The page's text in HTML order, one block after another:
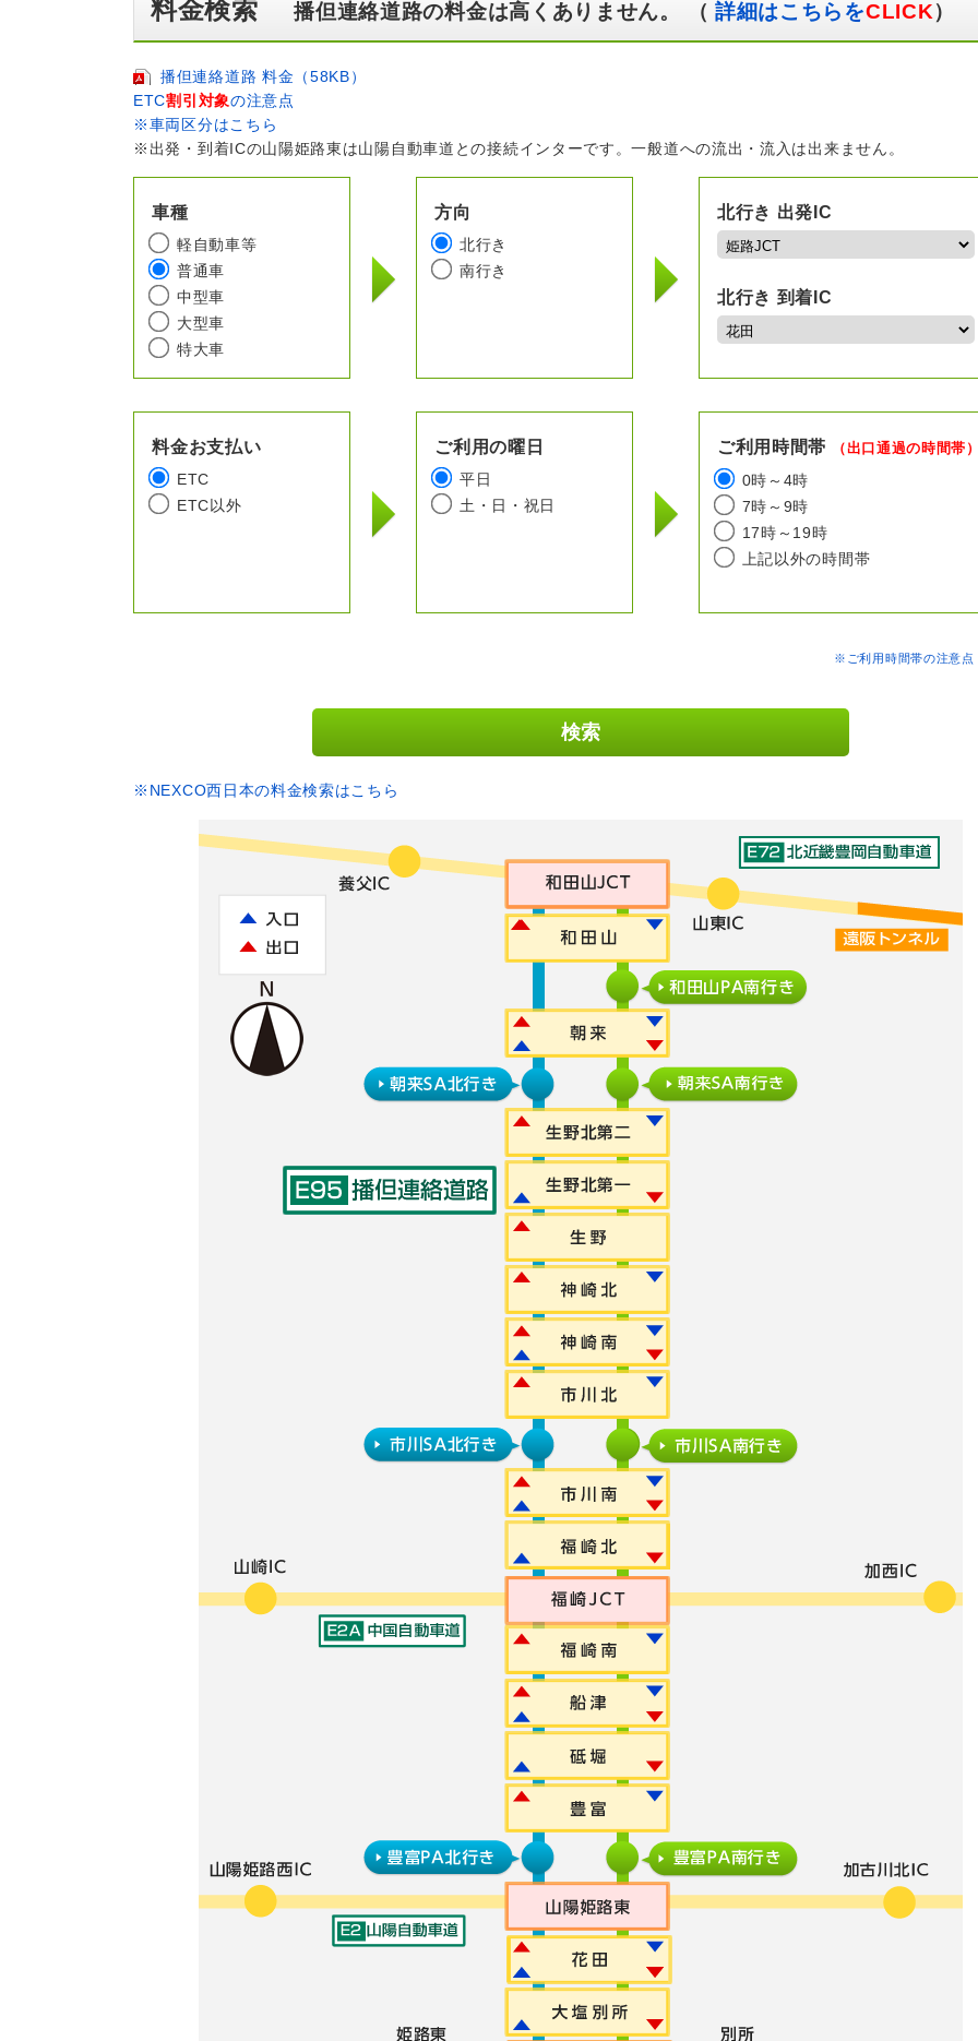
料金検索播但連絡道路の料金は高くありません。 （ 詳細はこちらをCLICK）
播但連絡道路 料金（58KB）
ETC割引対象の注意点
※車両区分はこちら
※出発・到着ICの山陽姫路東は山陽自動車道との接続インターです。一般道への流出・流入は出来ません。
車種
軽自動車等
普通車
中型車
大型車
特大車
方向
北行き
南行き
北行き 出発IC
北行き 到着IC
料金お支払い
ETC
ETC以外
ご利用の曜日
平日
土・日・祝日
ご利用時間帯 （出口通過の時間帯
0時～4時
7時～9時
17時～19時
上記以外の時間帯
※ご利用時間帯の注意
※NEXCO西日本の料金検索はこちら